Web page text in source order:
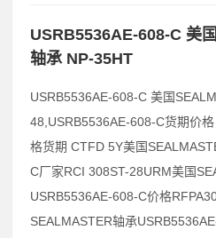
USRB5536AE-608-C 美
轴承 NP-35HT
USRB5536AE-608-C 美国
48,USRB5536AE-608-C货期价
格货期 CTFD 5Y美国
C厂家RCI 308ST-28URM美国
USRB5536AE-608-C价格
SEALMASTER轴承